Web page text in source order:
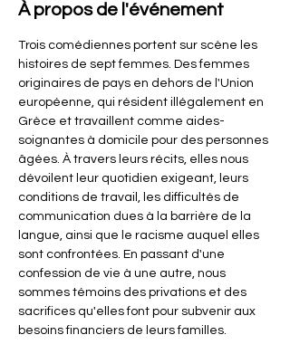
À propos de l'événement
Trois comédiennes portent sur scène les
histoires de sept femmes. Des femmes
originaires de pays en dehors de l'Union
européenne, qui résident illégalement en
Grèce et travaillent comme aides-
soignantes à domicile pour des personnes
âgées. À travers leurs récits, elles nous
dévoilent leur quotidien exigeant, leurs
conditions de travail, les difficultés de
communication dues à la barrière de la
langue, ainsi que le racisme auquel elles
sont confrontées. En passant d'une
confession de vie à une autre, nous
sommes témoins des privations et des
sacrifices qu'elles font pour subvenir aux
besoins financiers de leurs familles.